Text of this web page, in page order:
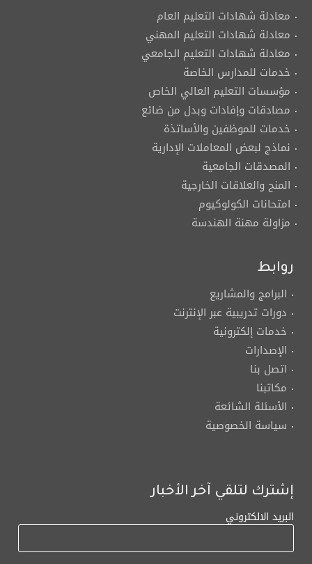
معادلة شهادات التعليم العام
معادلة شهادات التعليم المهني
معادلة شهادات التعليم الجامعي
خدمات للمدارس الخاصة
مؤسسات التعليم العالي الخاص
مصادقات وإفادات وبدل من ضائع
خدمات للموظفين والأساتذة
نماذج لبعض المعاملات الإدارية
المصدقات الجامعية
المنح والعلاقات الخارجية
امتحانات الكولوكيوم
مزاولة مهنة الهندسة
روابط
البرامج والمشاريع
دورات تدريبية عبر الإنترنت
خدمات إلكترونية
الإصدارات
اتصل بنا
مكاتبنا
الأسئلة الشائعة
سياسة الخصوصية
إشترك لتلقي آخر الأخبار
البريد الالكتروني